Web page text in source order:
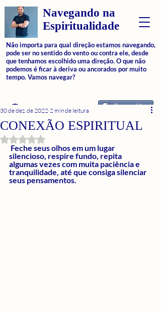
Navegando na
Espiritualidade
Não importa para qual direção estamos navegando,
pode ser no sentido do vento ou contra ele, desde
que tenhamos escolhido uma direção. O que não
podemos é ficar à deriva ou ancorados por muito
tempo. Vamos navegar?
Login Compartilhar
CONEXÃO ESPIRITUAL
30 de dez. de 2022 2 min de leitura
Avaliado com NaN de 5 estrelas.
silencioso, respire fundo, repita
algumas vezes com muita paciência e
tranquilidade, até que consiga silenciar
seus pensamentos.